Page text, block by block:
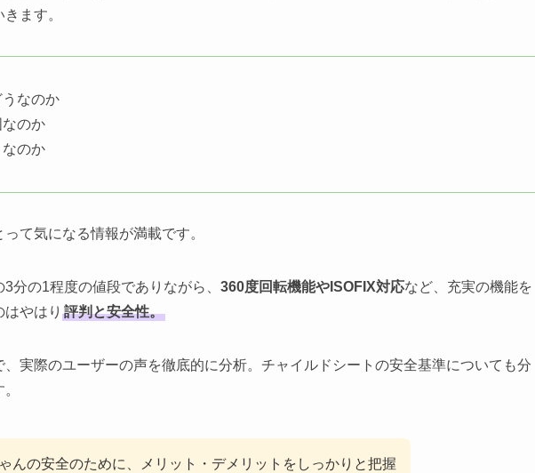
ます。
なのか
なのか
のか
て気になる情報が満載です。
分の1程度の値段でありながら、 360度回転機能やISOFIX対応など、充実の機能を
やはり 評判と安全性。
実際のユーザーの声を徹底的に分析。チャイルドシートの安全基準についても分
んの安全のために、メリット・デメリットをしっかりと把握